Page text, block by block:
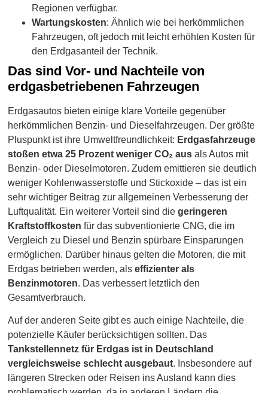
Regionen verfügbar.
Wartungskosten: Ähnlich wie bei herkömmlichen
Fahrzeugen, oft jedoch mit leicht erhöhten Kosten für
den Erdgasanteil der Technik.
Das sind Vor- und Nachteile von
erdgasbetriebenen Fahrzeugen
Erdgasautos bieten einige klare Vorteile gegenüber
herkömmlichen Benzin- und Dieselfahrzeugen. Der größte
Pluspunkt ist ihre Umweltfreundlichkeit: Erdgasfahrzeuge
stoßen etwa 25 Prozent weniger CO₂ aus als Autos mit
Benzin- oder Dieselmotoren. Zudem emittieren sie deutlich
weniger Kohlenwasserstoffe und Stickoxide – das ist ein
sehr wichtiger Beitrag zur allgemeinen Verbesserung der
Luftqualität. Ein weiterer Vorteil sind diegeringeren
Kraftstoffkosten für das subventionierte CNG, die im
Vergleich zu Diesel und Benzin spürbare Einsparungen
ermöglichen. Darüber hinaus gelten die Motoren, die mit
Erdgas betrieben werden, alseffizienter als
Benzinmotoren. Das verbessert letztlich den
Gesamtverbrauch.
Auf der anderen Seite gibt es auch einige Nachteile, die
potenzielle Käufer berücksichtigen sollten. Das
Tankstellennetz für Erdgas ist in Deutschland
vergleichsweise schlecht ausgebaut. Insbesondere auf
längeren Strecken oder Reisen ins Ausland kann dies